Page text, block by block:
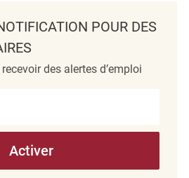
POUR DES
des alertes d’emploi
Activer